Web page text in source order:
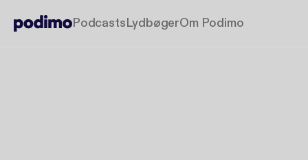
PodcastsLydbøgerOm Podimo